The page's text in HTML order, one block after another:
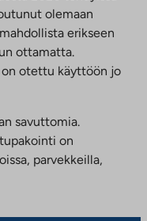
olemaan
erikseen
ottamatta.
otettu käyttöön jo
savuttomia.
on
parvekkeilla,